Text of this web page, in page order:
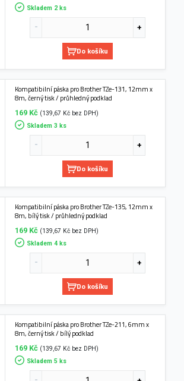
Skladem 2 ks
Do košíku
Kompatibilní páska pro Brother TZe-131, 12mm x
8m, černý tisk / průhledný podklad
169 Kč (139,67 Kč bez DPH)
Skladem 3 ks
Do košíku
Kompatibilní páska pro Brother TZe-135, 12mm x
8m, bílý tisk / průhledný podklad
169 Kč (139,67 Kč bez DPH)
Skladem 4 ks
Do košíku
Kompatibilní páska pro Brother TZe-211, 6mm x
8m, černý tisk / bílý podklad
169 Kč (139,67 Kč bez DPH)
Skladem 5 ks